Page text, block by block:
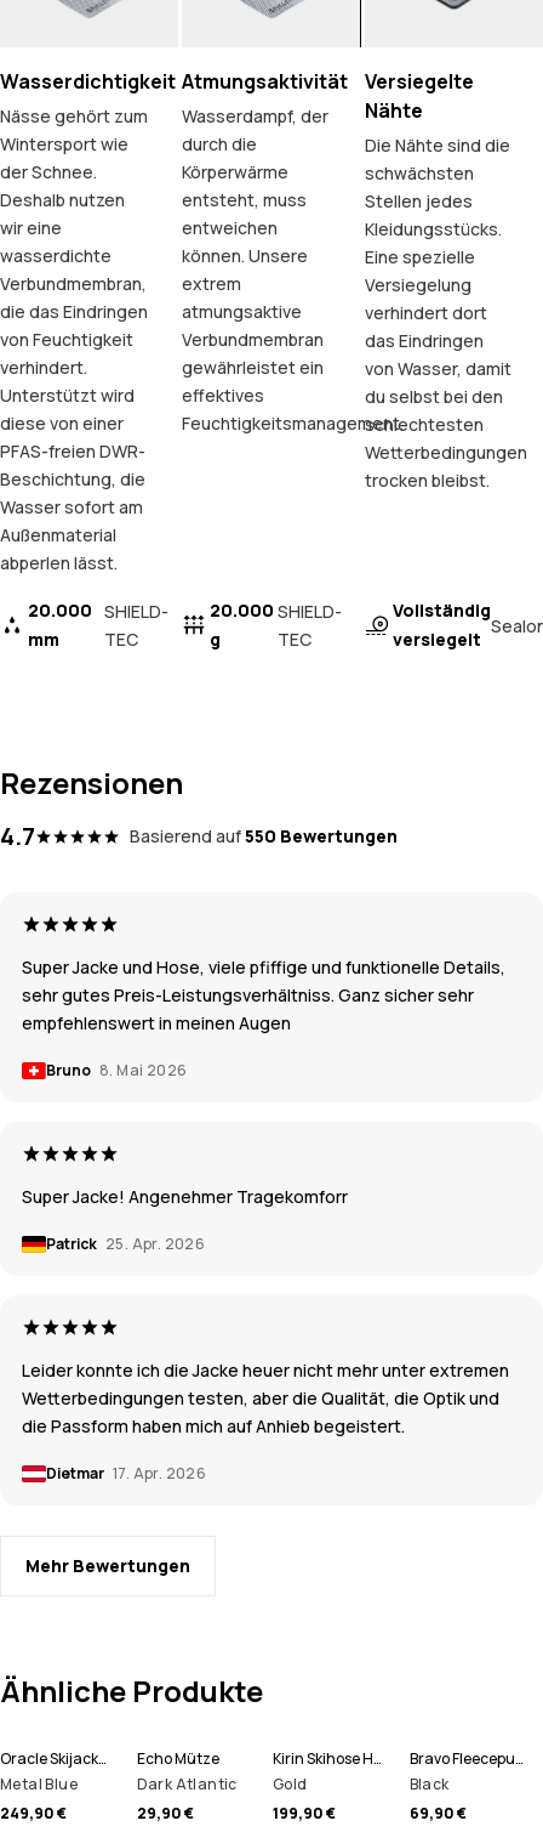
Wasserdichtigkeit
Nässe gehört zum
Wintersport wie
der Schnee.
Deshalb nutzen
wir eine
wasserdichte
Verbundmembran,
die das Eindringen
von Feuchtigkeit
verhindert.
Unterstützt wird
diese von einer
PFAS-freien DWR-
Beschichtung, die
Wasser sofort am
Außenmaterial
abperlen lässt.
20.000
mm
SHIELD-
TEC
Atmungsaktivität
Wasserdampf, der
durch die
Körperwärme
entsteht, muss
entweichen
können. Unsere
extrem
atmungsaktive
Verbundmembran
gewährleistet ein
effektives
Feuchtigkeitsmanagement.
20.000
g
SHIELD-
TEC
Versiegelte
Nähte
Die Nähte sind die
schwächsten
Stellen jedes
Kleidungsstücks.
Eine spezielle
Versiegelung
verhindert dort
das Eindringen
von Wasser, damit
du selbst bei den
schlechtesten
Wetterbedingungen
trocken bleibst.
Vollständig
versiegelt
Rezensionen
4.7 Basierend auf550 Bewertungen
Super Jacke und Hose, viele pfiffige und funktionelle Details,
sehr gutes Preis-Leistungsverhältniss. Ganz sicher sehr
empfehlenswert in meinen Augen
Bruno 8. Mai 2026
Super Jacke! Angenehmer Tragekomforr
Patrick 25. Apr. 2026
Leider konnte ich die Jacke heuer nicht mehr unter extremen
Wetterbedingungen testen, aber die Qualität, die Optik und
die Passform haben mich auf Anhieb begeistert.
Dietmar 17. Apr. 2026
Mehr Bewertungen
Ähnliche Produkte
Oracle Skijacke Herren
Metal Blue
249,90 €
Echo Mütze
Dark Atlantic
29,90 €
Kirin Skihose Herren
Gold
199,90 €
Bravo Fleecepullover Herren
Black
69,90 €